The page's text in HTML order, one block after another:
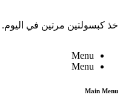
خذ كبسولتين مرتين في اليوم.
Menu
Menu
Main Menu